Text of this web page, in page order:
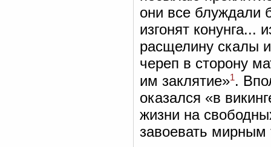
они все блуждали
изгонят
расщелину скалы
череп в сторону
им заклятие»1.
оказался «в
жизни на
завоевать